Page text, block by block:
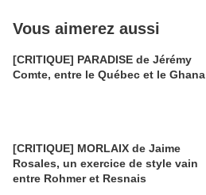
Vous aimerez aussi
[CRITIQUE] PARADISE de Jérémy
Comte, entre le Québec et le Ghana
[CRITIQUE] MORLAIX de Jaime
Rosales, un exercice de style vain
entre Rohmer et Resnais